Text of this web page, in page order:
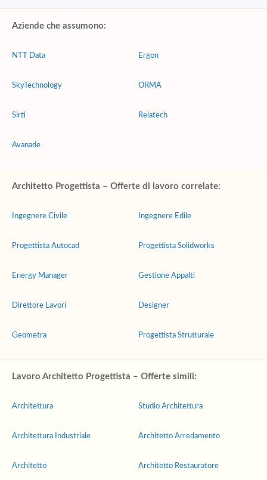
Aziende che assumono:
NTT Data
SkyTechnology
Sirti
Avanade
Ergon
ORMA
Relatech
Architetto Progettista – Offerte di lavoro correlate:
Ingegnere Civile
Progettista Autocad
Energy Manager
Direttore Lavori
Geometra
Ingegnere Edile
Progettista Solidworks
Gestione Appalti
Designer
Progettista Strutturale
Lavoro Architetto Progettista – Offerte simili:
Architettura
Architettura Industriale
Architetto
Studio Architettura
Architetto Arredamento
Architetto Restauratore